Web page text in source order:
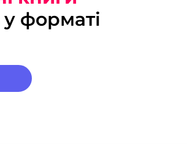
форматі